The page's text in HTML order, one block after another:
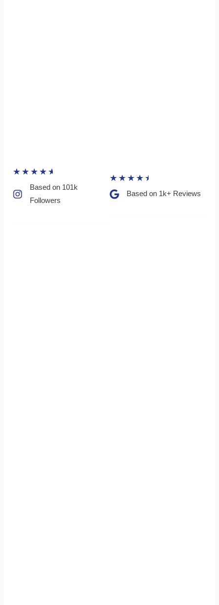
★ ★ ★ ★ ★
Based on 101k
Followers​
★ ★ ★ ★ ★
Based on 1k+ Reviews​